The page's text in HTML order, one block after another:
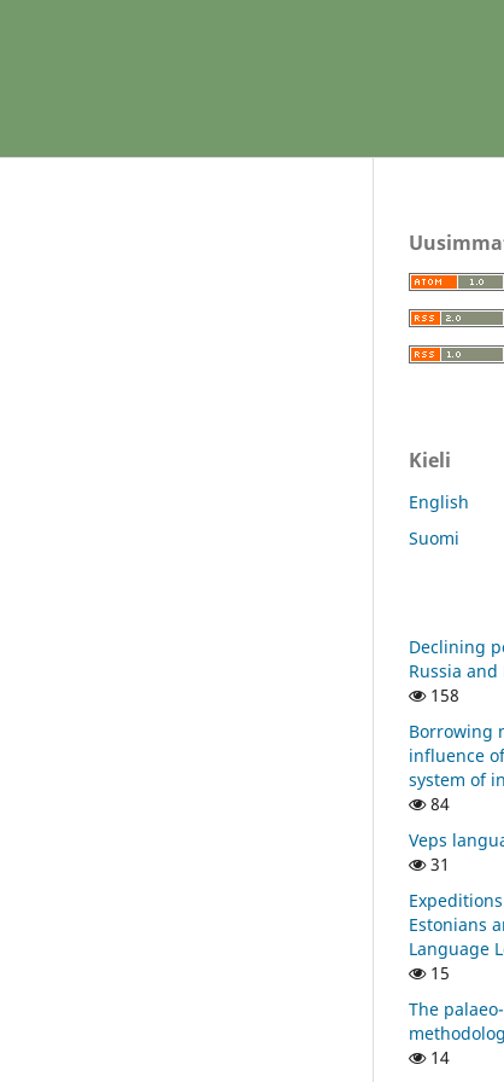
Kieli
English
Suomi
Declining
Russia
158
Borrowing
influence
system of
84
Veps
31
Estonians
Language
15
The
14